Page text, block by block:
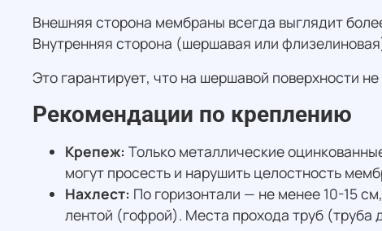
Внешняя сторона мембраны всегда выглядит
Внутренняя сторона (шершавая или
Это гарантирует, что на шершавой поверхности
Рекомендации по креплению
Крепеж: Только металлические
могут просесть и нарушить целостность
Нахлест: По горизонтали — не менее 10-15
лентой (гофрой). Места прохода труб